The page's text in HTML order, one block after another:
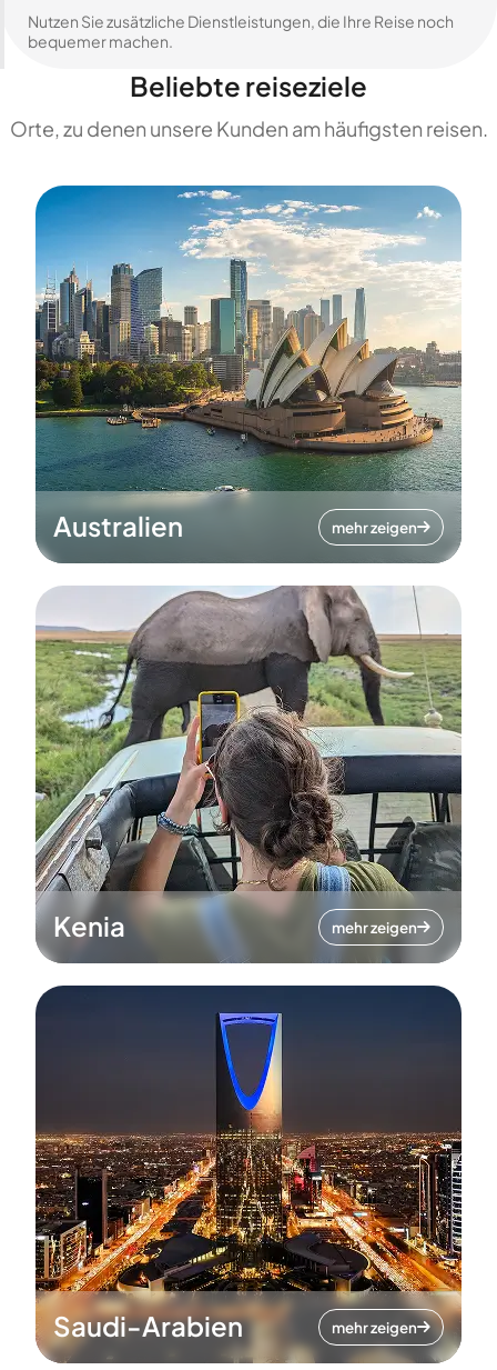
Nutzen Sie zusätzliche Dienstleistungen, die Ihre Reise noch
bequemer machen.
Beliebte reiseziele
Orte, zu denen unsere Kunden am häufigsten reisen.
Australien mehr zeigen
Kenia mehr zeigen
Saudi-Arabien mehr zeigen